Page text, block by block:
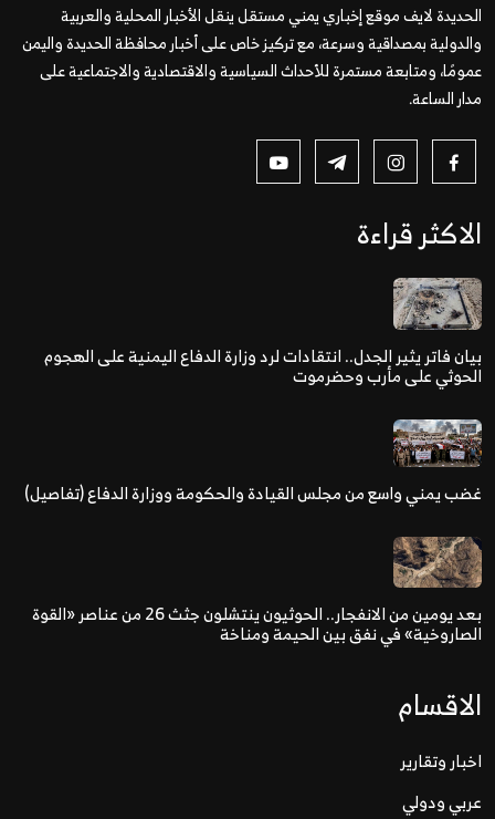
الحديدة لايف موقع إخباري يمني مستقل ينقل الأخبار المحلية والعربية
والدولية بمصداقية وسرعة، مع تركيز خاص على أخبار محافظة الحديدة واليمن
عمومًا، ومتابعة مستمرة للأحداث السياسية والاقتصادية والاجتماعية على
مدار الساعة.
الاكثر قراءة
بيان فاتر يثير الجدل.. انتقادات لرد وزارة الدفاع اليمنية على الهجوم
الحوثي على مأرب وحضرموت
غضب يمني واسع من مجلس القيادة والحكومة ووزارة الدفاع (تفاصيل)
بعد يومين من الانفجار.. الحوثيون ينتشلون جثث 26 من عناصر «القوة
الصاروخية» في نفق بين الحيمة ومناخة
الاقسام
اخبار وتقارير
عربي ودولي